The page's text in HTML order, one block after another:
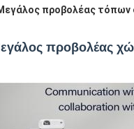
προβολέας
προβολέας